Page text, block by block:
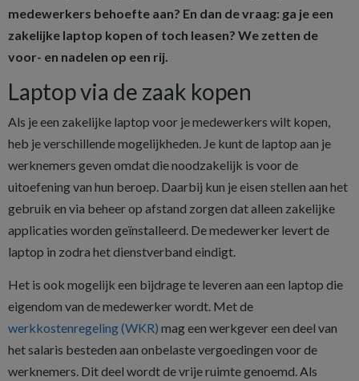
medewerkers behoefte aan? En dan de vraag: ga je een
zakelijke laptop kopen of toch leasen? We zetten de
voor- en nadelen op een rij.
Laptop via de zaak kopen
Als je een zakelijke laptop voor je medewerkers wilt kopen,
heb je verschillende mogelijkheden. Je kunt de laptop aan je
werknemers geven omdat die noodzakelijk is voor de
uitoefening van hun beroep. Daarbij kun je eisen stellen aan het
gebruik en via beheer op afstand zorgen dat alleen zakelijke
applicaties worden geïnstalleerd. De medewerker levert de
laptop in zodra het dienstverband eindigt.
Het is ook mogelijk een bijdrage te leveren aan een laptop die
eigendom van de medewerker wordt. Met de
werkkostenregeling (WKR) mag een werkgever een deel van
het salaris besteden aan onbelaste vergoedingen voor de
werknemers. Dit deel wordt de vrije ruimte genoemd. Als